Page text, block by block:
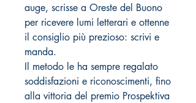
auge, scrisse a Oreste del Buono
per ricevere lumi letterari e ottenne
il consiglio più prezioso: scrivi e
manda.
Il metodo le ha sempre regalato
soddisfazioni e riconoscimenti, fino
alla vittoria del premio Prospektiva